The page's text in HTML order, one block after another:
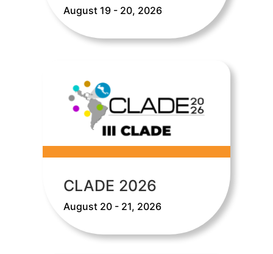
August 19 - 20, 2026
CLADE 2026
August 20 - 21, 2026